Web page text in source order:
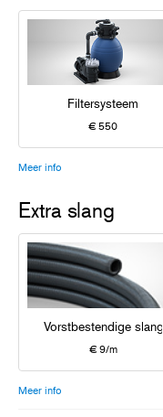
Filtersysteem
€ 550
Meer info
Extra slang
Vorstbestendige slang
€ 9/m
Meer info